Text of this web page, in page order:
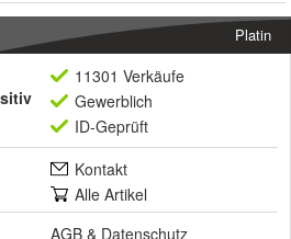
Platin
11301 Verkäufe
Gewerblich
ID-Geprüft
Kontakt
Alle Artikel
AGB & Datenschutz